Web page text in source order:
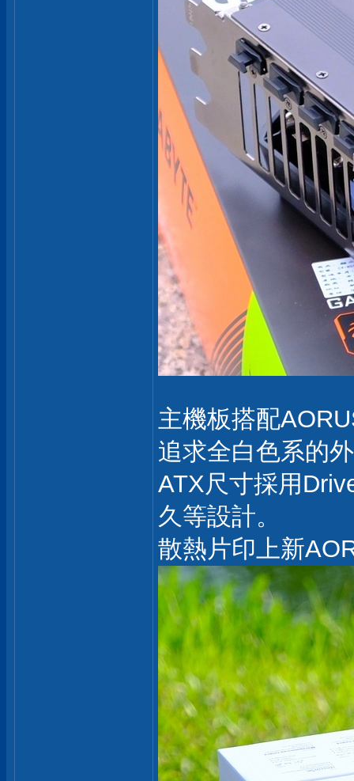
主機板搭配
追求全白色系的
ATX尺寸採用
久等設計。
散熱片印上新